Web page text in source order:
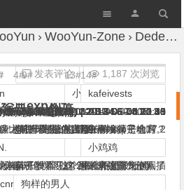
WooYun-Zone Dedecms 二次注入经典exp构造
典exp构造
发表评论 1,187 次浏览
。前排广告位，出售那啥狮子会17.2
Personal Best!) |2013-05-03 23:38
！顺便球楼上的17.2
z7y
胖子首席鉴黄师) |2013-05-04 00:19
狗样的男人
cnrstar
4#
pangshenjie
(whoami) |2013-05-04 00:30
@
@
狗样的男人
z7y
胖子首席鉴黄师) |2013-05-04 00:36
L.N.
有评论权限这个肿么办？
05-04 01:22
=＞观摩学习17.2=＞掌握降龙十八插
z7y
胖子首席鉴黄师) |2013-05-04 01:41
L.N.
你赢了！
指点) |2013-05-04 03:34
之前有看见过。洞主有发其它地方？
9#
(求大牛指点) |2013-05-04 03:35
哦哦好像内容不一样
请 at 大号园长) |2013-05-04 12:13
阵子没看见你 原来来这霸气侧漏了
|2013-05-05 10:50
只草泥马 草泥马) |2013-05-05 12:00
楼主一直是俺膜拜的对象
13#
小鸡鸡
| 2013-05-16 14:17
完整的url+exp是啥啊。
这个最新的是什么啊
14#
kafeivests
|2013-05-30 20:48
@
小鸡鸡
那个不是最新的